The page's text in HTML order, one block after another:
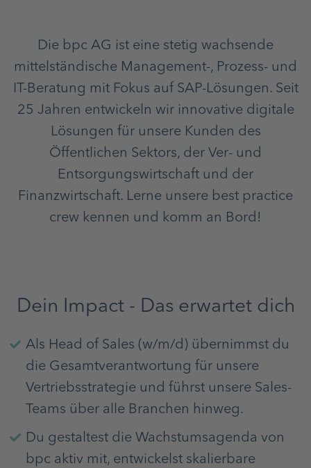
Die bpc AG ist eine stetig wachsende
mittelständische Management-, Prozess- und
IT-Beratung mit Fokus auf SAP-Lösungen. Seit
25 Jahren entwickeln wir innovative digitale
Lösungen für unsere Kunden des
Öffentlichen Sektors, der Ver- und
Entsorgungswirtschaft und der
Finanzwirtschaft. Lerne unsere best practice
crew kennen und komm an Bord!
Dein Impact - Das erwartet dich
Als Head of Sales (w/m/d) übernimmst du
die Gesamtverantwortung für unsere
Vertriebsstrategie und führst unsere Sales-
Teams über alle Branchen hinweg.
Du gestaltest die Wachstumsagenda von
bpc aktiv mit, entwickelst skalierbare